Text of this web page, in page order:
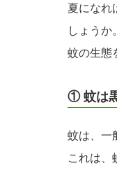
夏になれ
しょうか。
蚊の生態
① 蚊は
蚊は、一
これは、